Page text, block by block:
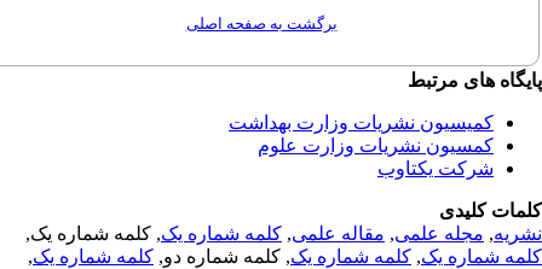
برگشت به صفحه اصلی
های مرتبط
کمیسیون نشریات وزارت بهداشت
کمسیون نشریات وزارت علوم
شرکت یکتاوب
کلیدی
,مجله علمی, مقاله علمی, کلمه شماره یک, کلمه شماره یک,
شماره یک,کلمه شماره یک, کلمه شماره دو,کلمه شماره یک,